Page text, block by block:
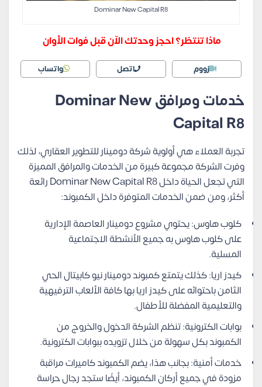
Dominar New Capital R8
ماذا تنتظر؟ احجز وحدتك الآن قبل فوات الأوان
زووم اتصل واتساب
خدمات ومرافق Dominar New
Capital R8
تجربة العملاء هي أولوية شركة دومينار للتطوير العقاري، لذلك
وفرت الشركة مجموعة كبيرة من الخدمات والمرافق المميزة
التي تجعل الحياة داخل Dominar New Capital R8 رائعة
أكثر، ومن ضمن الخدمات المتوفرة داخل الكمبوند:
كلوب هاوس: يحتوي مشروع دومينار العاصمة الإدارية
على كلوب هاوس به جميع الأنشطة الاجتماعية
المسلية.
كيدز اريا: كذلك يتمتع كمبوند دومينار نيو كابيتال الحي
الثامن باحتوائه على كيدز اريا بها كافة الألعاب الترفيهية
والتعليمية المفضلة للأطفال.
بوابات الكترونية: تنظم الشركة الدخول والخروج من
الكمبوند بكل سهولة من خلال تزويده ببوابات الكترونية.
خدمات أمنية: بجانب هذا، يضم الكمبوند كاميرات مراقبة
مزودة في جميع أركان الكمبوند، أيضًا ستجد رجال حراسة